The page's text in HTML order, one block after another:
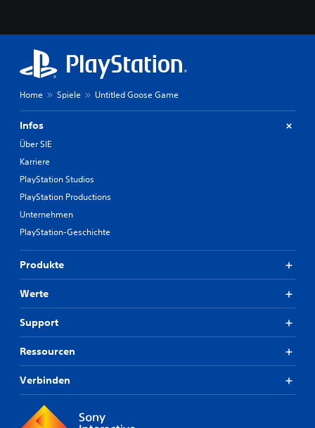
Home Spiele Untitled Goose Game
Infos
Über SIE
Karriere
PlayStation Studios
PlayStation Productions
Unternehmen
PlayStation-Geschichte
Produkte
Werte
Support
Ressourcen
Verbinden